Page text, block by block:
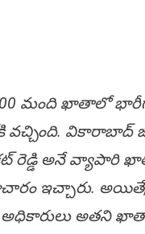
మంది ఖాతాలో
వికారాబాద్
అనే వ్యాపారి
ఇచ్చారు. అయితే,
అతని